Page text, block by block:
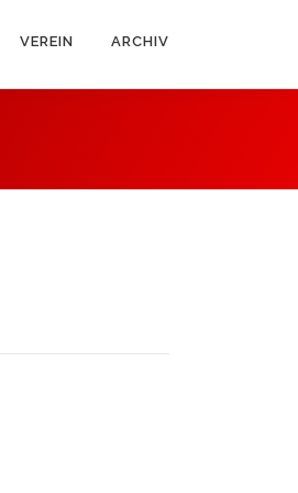
VEREIN ARCHIV